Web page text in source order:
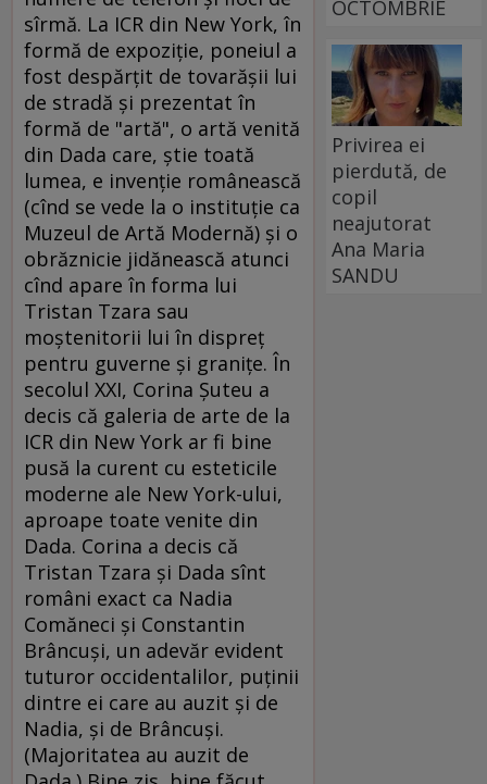
sîrmă. La ICR din New York, în
formă de expoziţie, poneiul a
fost despărţit de tovarăşii lui
de stradă şi prezentat în
formă de "artă", o artă venită
din Dada care, ştie toată
lumea, e invenţie românească
(cînd se vede la o instituţie ca
Muzeul de Artă Modernă) şi o
obrăznicie jidănească atunci
cînd apare în forma lui
Tristan Tzara sau
moştenitorii lui în dispreţ
pentru guverne şi graniţe. În
secolul XXI, Corina Şuteu a
decis că galeria de arte de la
ICR din New York ar fi bine
pusă la curent cu esteticile
moderne ale New York-ului,
aproape toate venite din
Dada. Corina a decis că
Tristan Tzara şi Dada sînt
români exact ca Nadia
Comăneci şi Constantin
Brâncuşi, un adevăr evident
tuturor occidentalilor, puţinii
dintre ei care au auzit şi de
Nadia, şi de Brâncuşi.
(Majoritatea au auzit de
OCTOMBRIE
Privirea ei
pierdută, de
copil
neajutorat
Ana Maria
SANDU